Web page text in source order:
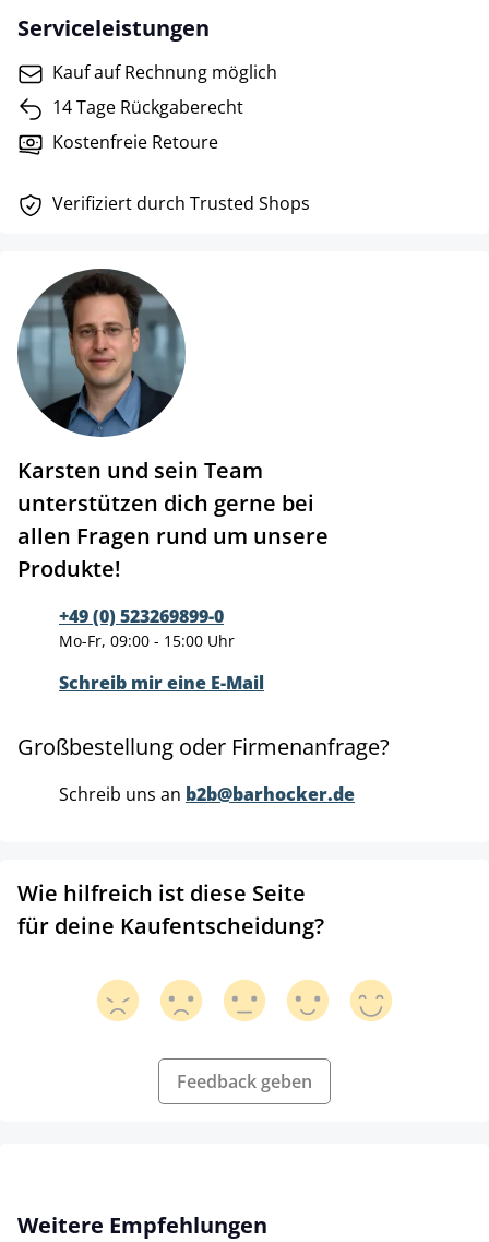
Serviceleistungen
Kauf auf Rechnung möglich
14 Tage Rückgaberecht
Kostenfreie Retoure
Verifiziert durch Trusted Shops
Karsten und sein Team
unterstützen dich gerne bei
allen Fragen rund um unsere
Produkte!
+49 (0) 523269899-0
Mo-Fr, 09:00 - 15:00 Uhr
Schreib mir eine E-Mail
Großbestellung oder Firmenanfrage?
Schreib uns an b2b@barhocker.de
Wie hilfreich ist diese Seite
für deine Kaufentscheidung?
Feedback geben
Produktgalerie überspringen
Weitere Empfehlungen